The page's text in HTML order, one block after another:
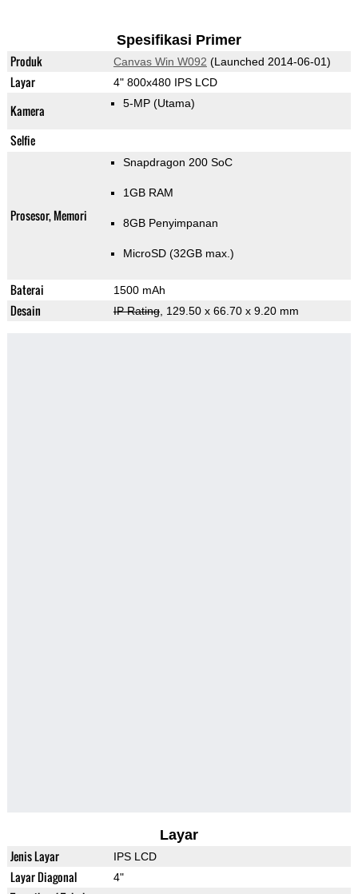
Spesifikasi Primer
Produk Canvas Win W092 (Launched 2014-06-01)
Layar 4" 800x480 IPS LCD
Kamera 5-MP (Utama)
Selfie
Prosesor, Memori
Snapdragon 200 SoC
1GB RAM
8GB Penyimpanan
MicroSD (32GB max.)
Baterai 1500 mAh
Desain IP Rating, 129.50 x 66.70 x 9.20 mm
Layar
Jenis Layar IPS LCD
Layar Diagonal 4"